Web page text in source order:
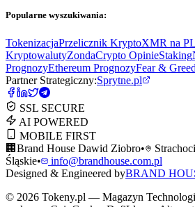
Popularne wyszukiwania:
TokenizacjaPrzelicznik KryptoXMR na
KryptowalutyZondaCrypto OpinieStaking
PrognozyEthereum PrognozyFear &
Partner Strategiczny:Sprytne.pl
SSL SECURE
AI POWERED
MOBILE FIRST
🏢 Brand House Dawid Ziobro•
Śląskie•
info@brandhouse.com.pl
Designed & Engineered byBRAND
© 2026 Tokeny.pl — Magazyn